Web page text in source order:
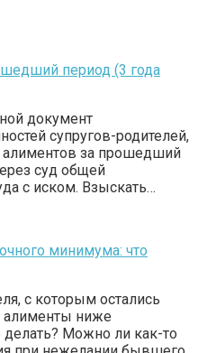
период (3 года
документ
супругов-родителей,
алиментов за прошедший
суд общей
с иском. Взыскать…
минимума: что
с которым остались
алименты ниже
Можно ли как-то